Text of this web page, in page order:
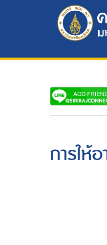
การให้